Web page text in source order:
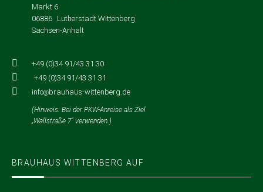
Markt 6
06886 Lutherstadt Wittenberg
Sachsen-Anhalt
+49 (0)34 91/43 31 30
+49 (0)34 91/43 31 31
info
brauhaus-wittenberg de
(Hinweis: Bei der PKW-Anreise als Ziel
„Wallstraße 7“ verwenden.)
BRAUHAUS WITTENBERG AUF